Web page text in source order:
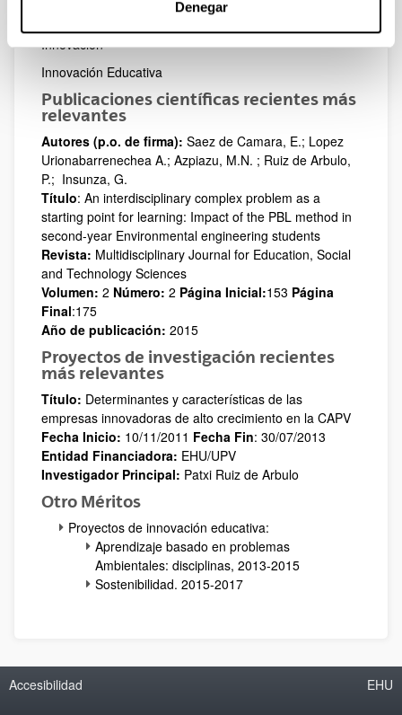
Denegar
Innovación
Innovación Educativa
Publicaciones científicas recientes más
relevantes
Autores (p.o. de firma): Saez de Camara, E.; Lopez
Urionabarrenechea A.; Azpiazu, M.N. ; Ruiz de Arbulo,
P.; Insunza, G.
Título: An interdisciplinary complex problem as a
starting point for learning: Impact of the PBL method in
second-year Environmental engineering students
Revista: Multidisciplinary Journal for Education, Social
and Technology Sciences
Volumen: 2 Número: 2 Página Inicial:153 Página
Final:175
Año de publicación: 2015
Proyectos de investigación recientes
más relevantes
Título: Determinantes y características de las
empresas innovadoras de alto crecimiento en la CAPV
Fecha Inicio: 10/11/2011 Fecha Fin: 30/07/2013
Entidad Financiadora: EHU/UPV
Investigador Principal: Patxi Ruiz de Arbulo
Otro Méritos
Proyectos de innovación educativa:
Aprendizaje basado en problemas
Ambientales: disciplinas, 2013-2015
Sostenibilidad. 2015-2017
Accesibilidad EHU